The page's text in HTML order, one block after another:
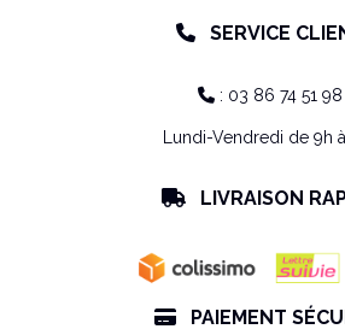
 SERVICE
 : 03 86 74 51 98
Lundi-Vendredi de 9h
 LIVRAISON
 PAIEMENT